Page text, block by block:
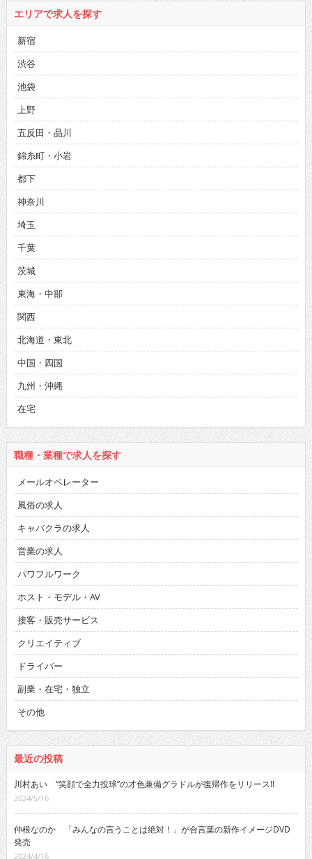
エリアで求人を探す
新宿
渋谷
池袋
上野
五反田・品川
錦糸町・小岩
都下
神奈川
埼玉
千葉
茨城
東海・中部
関西
北海道・東北
中国・四国
九州・沖縄
在宅
職種・業種で求人を探す
メールオペレーター
風俗の求人
キャバクラの求人
営業の求人
パワフルワーク
ホスト・モデル・AV
接客・販売サービス
クリエイティブ
ドライバー
副業・在宅・独立
その他
最近の投稿
川村あい “笑顔で全力投球”の才色兼備グラドルが復帰作をリリース!!
2024/5/16
仲根なのか 「みんなの言うことは絶対！」が合言葉の新作イメージDVD
発売
2024/4/16